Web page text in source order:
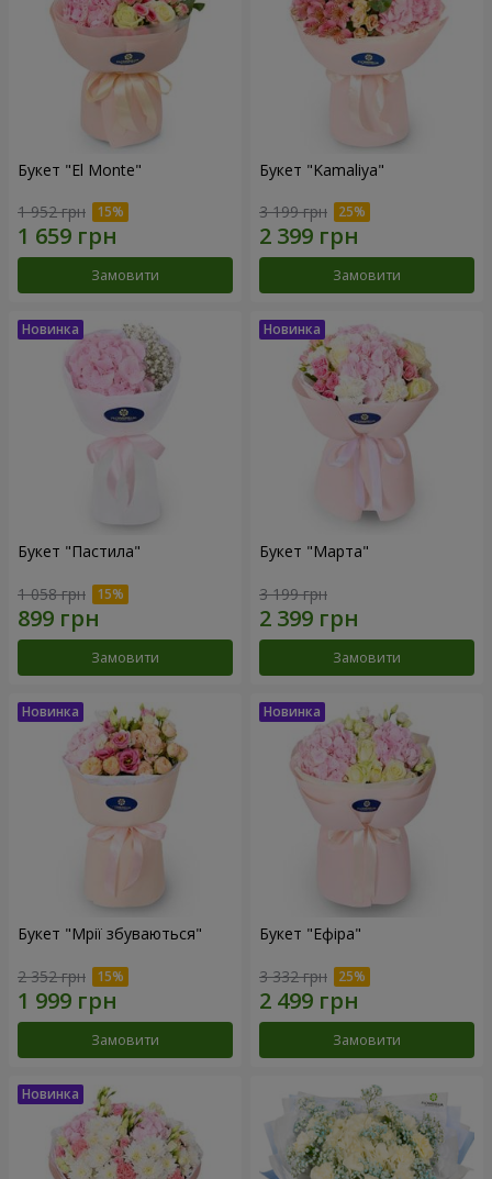
Букет "El Monte"
1 952 грн
Замовити
Букет "Kamaliya"
3 199 грн
Замовити
Букет "Пастила"
1 058 грн
Замовити
Букет "Марта"
3 199 грн
Замовити
Букет "Мрії збуваються"
2 352 грн
Замовити
Букет "Ефіра"
3 332 грн
Замовити